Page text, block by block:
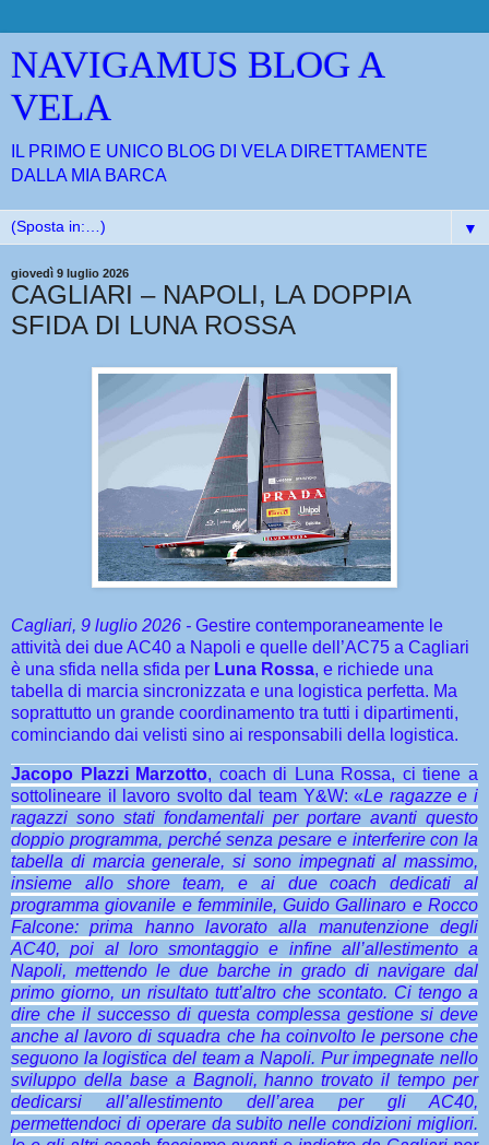
NAVIGAMUS BLOG A
VELA
IL PRIMO E UNICO BLOG DI VELA DIRETTAMENTE
DALLA MIA BARCA
▼
giovedì 9 luglio 2026
CAGLIARI – NAPOLI, LA DOPPIA
SFIDA DI LUNA ROSSA
Cagliari, 9 luglio 2026 - Gestire contemporaneamente le
attività dei due AC40 a Napoli e quelle dell’AC75 a Cagliari
è una sfida nella sfida per Luna Rossa, e richiede una
tabella di marcia sincronizzata e una logistica perfetta. Ma
soprattutto un grande coordinamento tra tutti i dipartimenti,
cominciando dai velisti sino ai responsabili della logistica.
Jacopo Plazzi Marzotto, coach di Luna Rossa, ci tiene a
sottolineare il lavoro svolto dal team Y&W: «Le ragazze e i
ragazzi sono stati fondamentali per portare avanti questo
doppio programma, perché senza pesare e interferire con la
tabella di marcia generale, si sono impegnati al massimo,
insieme allo shore team, e ai due coach dedicati al
programma giovanile e femminile, Guido Gallinaro e Rocco
Falcone: prima hanno lavorato alla manutenzione degli
AC40, poi al loro smontaggio e infine all’allestimento a
Napoli, mettendo le due barche in grado di navigare dal
primo giorno, un risultato tutt’altro che scontato. Ci tengo a
dire che il successo di questa complessa gestione si deve
anche al lavoro di squadra che ha coinvolto le persone che
seguono la logistica del team a Napoli. Pur impegnate nello
sviluppo della base a Bagnoli, hanno trovato il tempo per
dedicarsi all’allestimento dell’area per gli AC40,
permettendoci di operare da subito nelle condizioni migliori.